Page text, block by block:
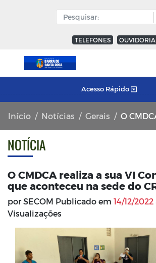
TELEFONES OUVIDORIA
Acesso Rápido
Início Notícias Gerais O CMDCA realiza a sua VI
NOTÍCIA
O CMDCA realiza a sua VI
que aconteceu na sede do
por SECOM Publicado em 14/12/2022
Visualizações